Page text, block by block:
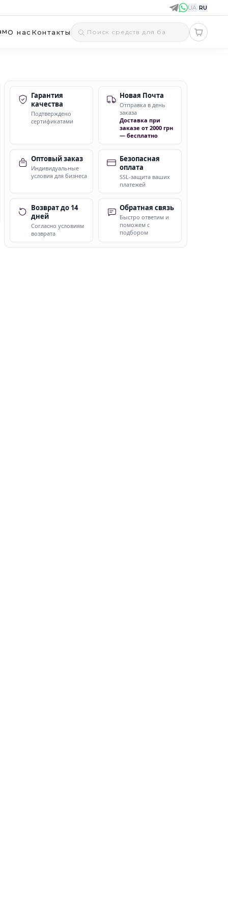
UA|RU
О нас Контакты
Гарантия
качества
Подтверждено
сертификатами
Новая Почта
Отправка в день
заказа
Доставка при
заказе от 2000 грн
— бесплатно
Оптовый заказ
Индивидуальные
условия для бизнеса
Безопасная
оплата
SSL-защита ваших
платежей
Возврат до 14
дней
Согласно условиям
возврата
Обратная связь
Быстро ответим и
поможем с
подбором